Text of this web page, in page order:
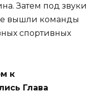
Затем под звуки
вышли команды
спортивных
к
Глава